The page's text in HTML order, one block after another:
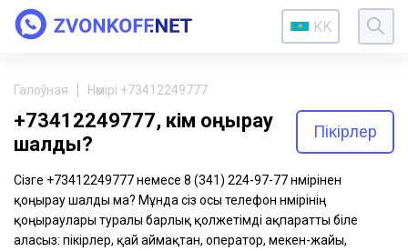
KK
Галоўная Нөмірі +73412249777
+73412249777, кім қоңырау
шалды?
Пікірлер
Сізге +73412249777 немесе 8 (341) 224-97-77 нөмірінен
қоңырау шалды ма? Мұнда сіз осы телефон нөмірінің
қоңыраулары туралы барлық қолжетімді ақпаратты біле
аласыз: пікірлер, қай аймақтан, оператор, мекен-жайы,